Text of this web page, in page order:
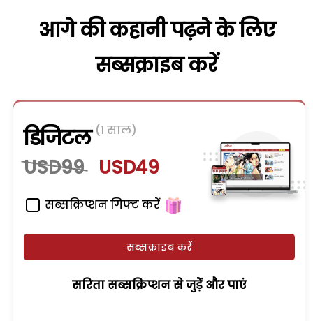
आगे की कहानी पढ़ने के लिए
सब्सक्राइब करें
डिजिटल (1 साल)
USD99 USD49
सब्सक्रिप्शन गिफ्ट करें
सब्सक्राइब करें
सरिता सब्सक्रिप्शन से जुड़ेें और पाएं